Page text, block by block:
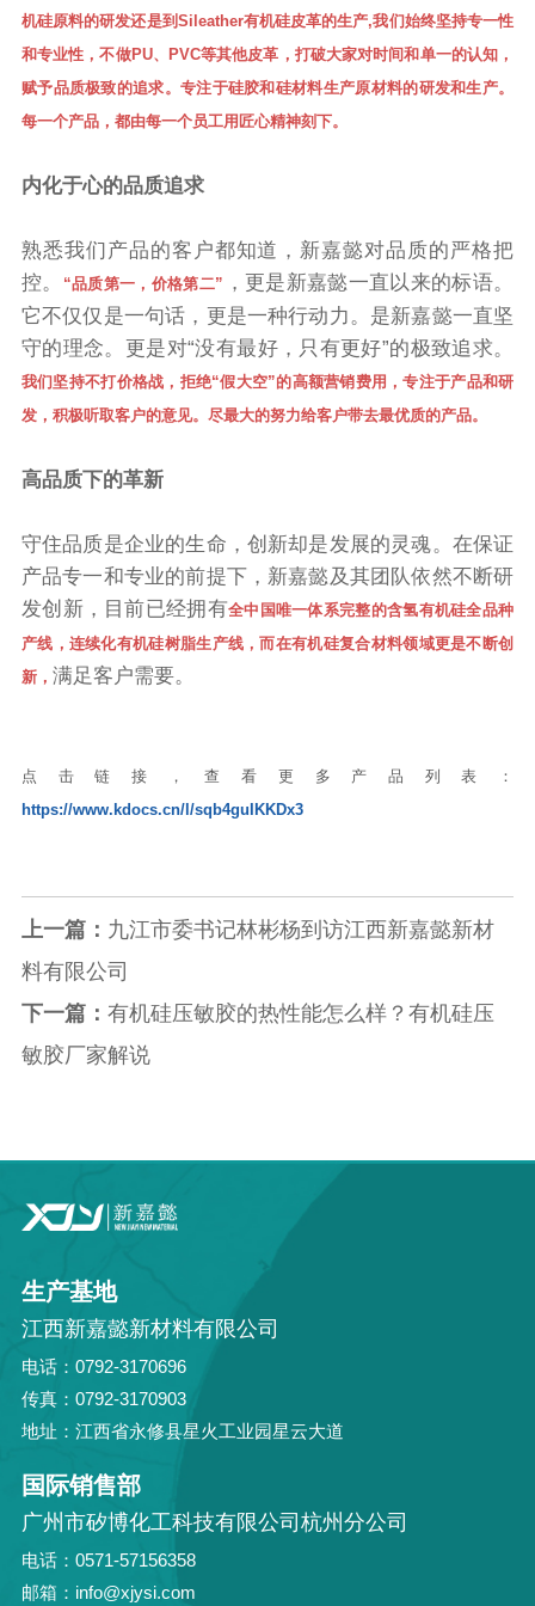
机硅原料的研发还是到Sileather有机硅皮革的生产,我们始终坚持专一性
和专业性，不做PU、PVC等其他皮革，打破大家对时间和单一的认知，
赋予品质极致的追求。专注于硅胶和硅材料生产原材料的研发和生产。
每一个产品，都由每一个员工用匠心精神刻下。
内化于心的品质追求
熟悉我们产品的客户都知道，新嘉懿对品质的严格把
控。
“品质第一，价格第二” ，更是新嘉懿一直以来的标语。
它不仅仅是一句话，更是一种行动力。是新嘉懿一直坚
守的理念。更是对“没有最好，只有更好”的极致追求。
我们坚持不打价格战，拒绝“假大空”的高额营销费用，专注于产品和研
发，积极听取客户的意见。尽最大的努力给客户带去最优质的产品。
高品质下的革新
守住品质是企业的生命，创新却是发展的灵魂。在保证
产品专一和专业的前提下，新嘉懿及其团队依然不断研
发创新，目前已经拥有全中国唯一体系完整的含氢有机硅全品种
产线，连续化有机硅树脂生产线，而在有机硅复合材料领域更是不断创
新， 满足客户需要。
点击链接，查看更多产品列表：
https://www.kdocs.cn/l/sqb4guIKKDx3
上一篇： 九江市委书记林彬杨到访江西新嘉懿新材
料有限公司
下一篇： 有机硅压敏胶的热性能怎么样？有机硅压
敏胶厂家解说
生产基地
江西新嘉懿新材料有限公司
电话：0792-3170696
传真：0792-3170903
地址：江西省永修县星火工业园星云大道
国际销售部
广州市矽博化工科技有限公司杭州分公司
电话：0571-57156358
邮箱：info@xjysi.com